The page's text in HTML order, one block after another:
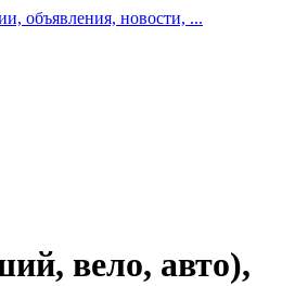
объявления, новости, ...
вело, авто),